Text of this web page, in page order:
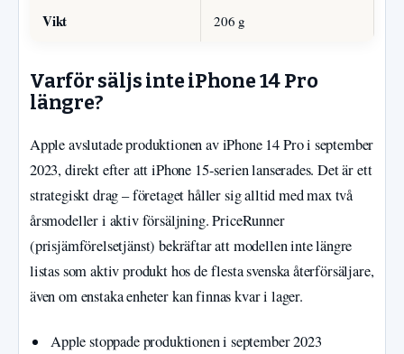
Vikt 206 g
Varför säljs inte iPhone 14 Pro
längre?
Apple avslutade produktionen av iPhone 14 Pro i september
2023, direkt efter att iPhone 15-serien lanserades. Det är ett
strategiskt drag – företaget håller sig alltid med max två
årsmodeller i aktiv försäljning. PriceRunner
(prisjämförelsetjänst) bekräftar att modellen inte längre
listas som aktiv produkt hos de flesta svenska återförsäljare,
även om enstaka enheter kan finnas kvar i lager.
Apple stoppade produktionen i september 2023